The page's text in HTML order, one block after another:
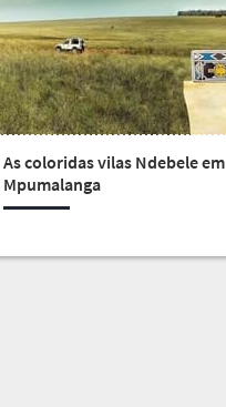
As coloridas vilas Ndebele em
Mpumalanga
As coloridas vilas Ndebele em
Mpumalanga
Fotos do povo Ndebele,
oriundos da Província de
Mpumalanga frequentemente
enfeitam pôsteres e guias da
casas e artesanatos